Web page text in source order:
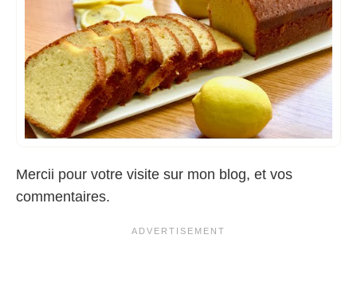
Mercii pour votre visite sur mon blog, et vos
commentaires.